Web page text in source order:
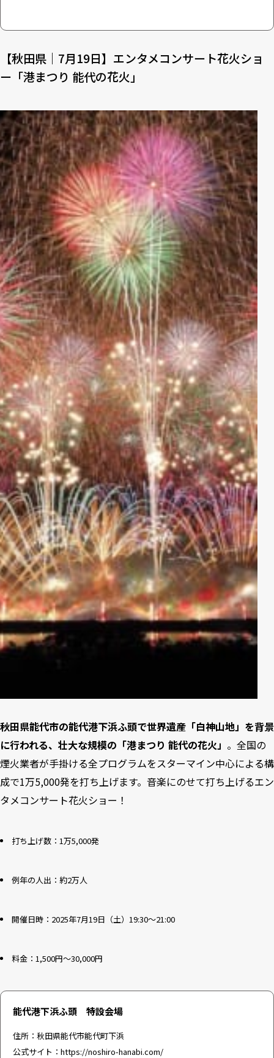
【秋田県｜7月19日】エンタメコンサート花火ショ
ー「港まつり 能代の花火」
秋田県能代市の能代港下浜ふ頭で世界遺産「白神山地」を背景
に行われる、壮大な規模の「港まつり 能代の花火」 。全国の
煙火業者が手掛ける全プログラムをスターマイン中心による構
成で1万5,000発を打ち上げます。音楽にのせて打ち上げるエン
タメコンサート花火ショー！
打ち上げ数：1万5,000発
例年の人出：約2万人
開催日時：2025年7月19日（土）19:30～21:00
料金：1,500円～30,000円
能代港下浜ふ頭 特設会場
住所：秋田県能代市能代町下浜
公式サイト： https://noshiro-hanabi.com/